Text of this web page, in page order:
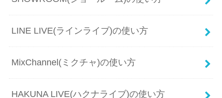
LINE LIVE(ラインライブ)の使い方
MixChannel(ミクチャ)の使い方
HAKUNA LIVE(ハクナライブ)の使い方